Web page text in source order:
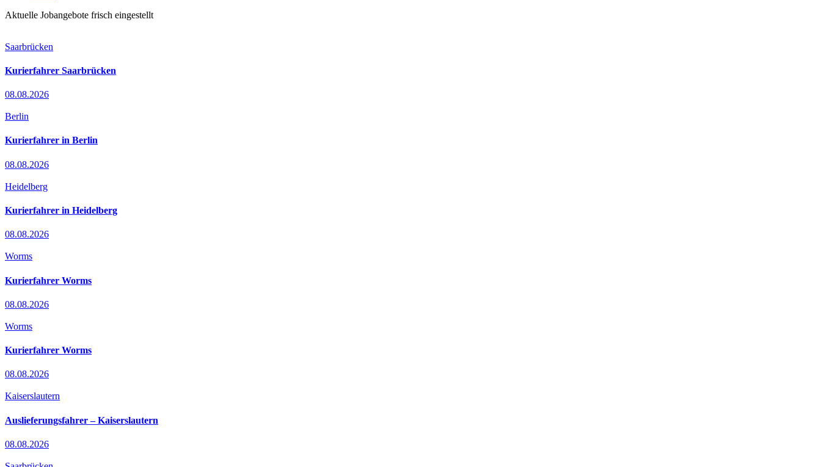
Aktuelle Jobangebote frisch eingestellt
Saarbrücken
Kurierfahrer Saarbrücken
08.08.2026
Berlin
Kurierfahrer in Berlin
08.08.2026
Heidelberg
Kurierfahrer in Heidelberg
08.08.2026
Worms
Kurierfahrer Worms
08.08.2026
Worms
Kurierfahrer Worms
08.08.2026
Kaiserslautern
Auslieferungsfahrer – Kaiserslautern
08.08.2026